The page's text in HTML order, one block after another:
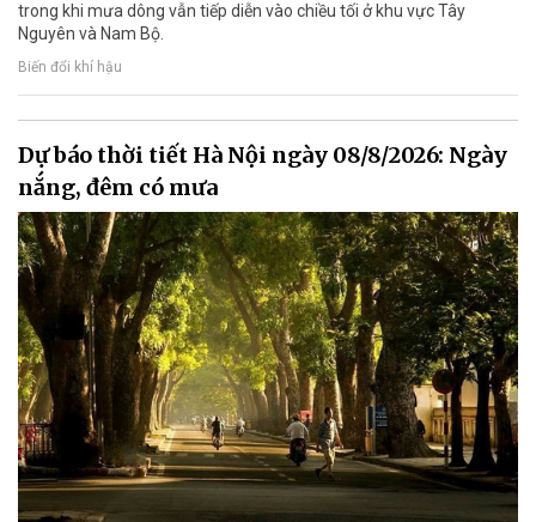
trong khi mưa dông vẫn tiếp diễn vào chiều tối ở khu vực Tây
Nguyên và Nam Bộ.
Biến đổi khí hậu
Dự báo thời tiết Hà Nội ngày 08/8/2026: Ngày
nắng, đêm có mưa